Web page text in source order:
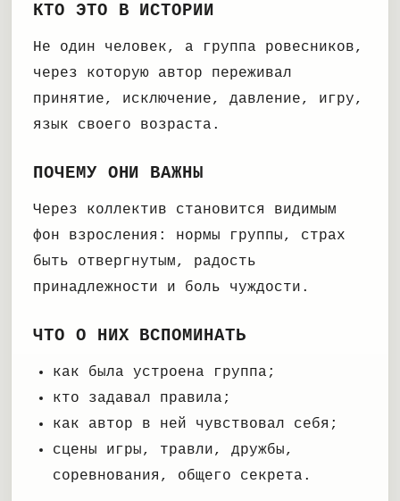
КТО ЭТО В ИСТОРИИ
Не один человек, а группа ровесников,
через которую автор переживал
принятие, исключение, давление, игру,
язык своего возраста.
ПОЧЕМУ ОНИ ВАЖНЫ
Через коллектив становится видимым
фон взросления: нормы группы, страх
быть отвергнутым, радость
принадлежности и боль чуждости.
ЧТО О НИХ ВСПОМИНАТЬ
как была устроена группа;
кто задавал правила;
как автор в ней чувствовал себя;
сцены игры, травли, дружбы,
соревнования, общего секрета.